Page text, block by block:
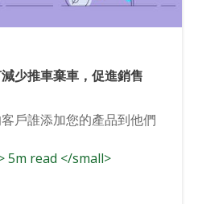
少推車棄車，促進銷售
戶誰添加您的產品到他們
5m read </small>